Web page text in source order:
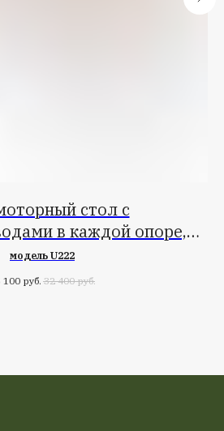
стол с
в каждой опоре,
со столешницей ЛДСП
модель U222
100 руб. 32 400 руб.